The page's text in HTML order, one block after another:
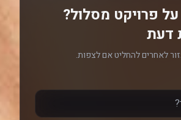
פרויקט מסלול?
דעת
לאחרים להחליט אם לצפות.